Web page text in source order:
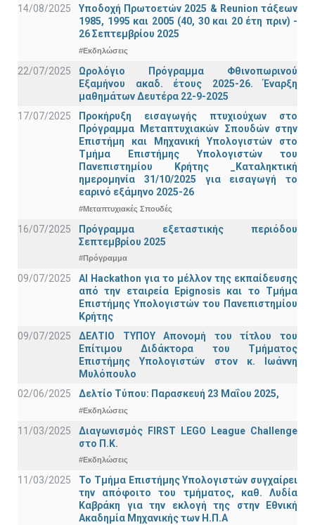
14/08/2025
Υποδοχή Πρωτοετών 2025 & Reunion τάξεων
1985, 1995 και 2005 (40, 30 και 20 έτη πριν) -
26 Σεπτεμβρίου 2025
#Εκδηλώσεις
22/07/2025
Ωρολόγιο Πρόγραμμα Φθινοπωρινού
Εξαμήνου ακαδ. έτους 2025-26. Έναρξη
μαθημάτων Δευτέρα 22-9-2025
17/07/2025
Προκήρυξη εισαγωγής πτυχιούχων στo
Πρόγραμμα Μεταπτυχιακών Σπουδών στην
Επιστήμη και Μηχανική Υπολογιστών στο
Τμήμα Eπιστήμης Υπολογιστών του
Πανεπιστημίου Κρήτης _Καταληκτική
ημερομηνία 31/10/2025 για εισαγωγή το
εαρινό εξάμηνο 2025-26
#Μεταπτυχιακές Σπουδές
16/07/2025
Πρόγραμμα εξεταστικής περιόδου
Σεπτεμβρίου 2025
#Πρόγραμμα
09/07/2025
AI Hackathon για το μέλλον της εκπαίδευσης
από την εταιρεία Epignosis και το Τμήμα
Επιστήμης Υπολογιστών του Πανεπιστημίου
Κρήτης
09/07/2025
ΔΕΛΤΙΟ ΤΥΠΟΥ Απονομή του τίτλου του
Επίτιμου Διδάκτορα του Τμήματος
Επιστήμης Υπολογιστών στον κ. Ιωάννη
Μυλόπουλο
02/06/2025
Δελτίο Τύπου: Παρασκευή 23 Μαΐου 2025,
#Εκδηλώσεις
11/03/2025
Διαγωνισμός FIRST LEGO League Challenge
στο Π.Κ.
#Εκδηλώσεις
11/03/2025
Το Τμήμα Επιστήμης Υπολογιστών συγχαίρει
την απόφοιτο του τμήματος, καθ. Λυδία
Καβράκη για την εκλογή της στην Εθνική
Ακαδημία Μηχανικής των Η.Π.Α